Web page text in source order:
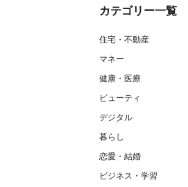
カテゴリー一覧
住宅・不動産
マネー
健康・医療
ビューティ
デジタル
暮らし
恋愛・結婚
ビジネス・学習